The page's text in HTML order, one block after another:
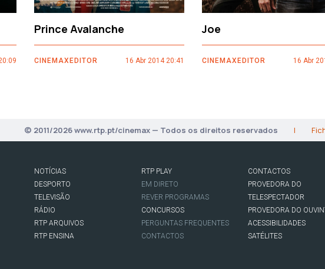
Prince Avalanche
CINEMAXEDITOR 16 Abr 2014 20:41
Joe
CINEMAXEDITOR 16 Abr
© 2011/2026 www.rtp.pt/cinemax — Todos os direitos reservados |
NOTÍCIAS
DESPORTO
TELEVISÃO
RÁDIO
RTP ARQUIVOS
RTP ENSINA
RTP PLAY
EM DIRETO
REVER PROGRAMAS
CONCURSOS
PERGUNTAS FREQUENTES
CONTACTOS
CONTACTOS
PROVEDORA DO
TELESPECTADOR
PROVEDORA DO
ACESSIBILIDADES
SATÉLITES